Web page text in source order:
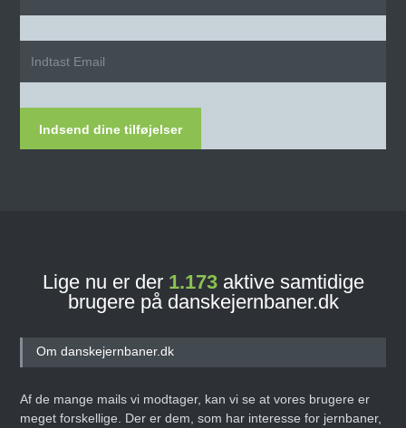
Indsend dine tilføjelser
Lige nu er der 1.173aktive samtidige
brugere på danskejernbaner.dk
Om danskejernbaner.dk
Af de mange mails vi modtager, kan vi se at vores brugere er
meget forskellige. Der er dem, som har interesse for jernbaner,